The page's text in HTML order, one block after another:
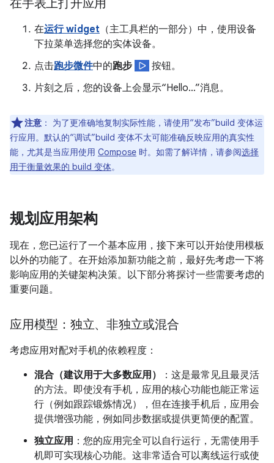
在手表上打开应用
在运行 widget （主工具栏的一部分）中，使用设备
下拉菜单选择您的实体设备。
点击跑步微件中的跑步
按钮。
片刻之后，您的设备上会显示“Hello…”消息。
注意 ：
为了更准确地复制实际性能，请使用“发布”build 变体运
行应用。默认的“调试”build 变体不太可能准确反映应用的真实性
能，尤其是当应用使用 Compose 时。如需了解详情，请参阅选择
用于衡量效果的 build 变体。
规划应用架构
现在，您已运行了一个基本应用，接下来可以开始使用模板
以外的功能了。在开始添加新功能之前，最好先考虑一下将
影响应用的关键架构决策。以下部分将探讨一些需要考虑的
重要问题。
应用模型：独立、非独立或混合
考虑应用对配对手机的依赖程度：
混合（建议用于大多数应用）
：这是最常见且最灵活
的方法。即使没有手机，应用的核心功能也能正常运
行（例如跟踪锻炼情况），但在连接手机后，应用会
提供增强功能，例如同步数据或提供更简便的配置。
独立应用 ：您的应用完全可以自行运行，无需使用手
机即可实现核心功能。这非常适合可以离线运行或使